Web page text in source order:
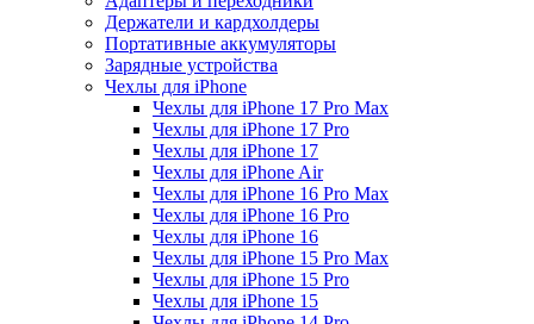
Держатели и кардхолдеры
Портативные аккумуляторы
Зарядные устройства
Чехлы для iPhone
Чехлы для iPhone 17 Pro Max
Чехлы для iPhone 17 Pro
Чехлы для iPhone 17
Чехлы для iPhone Air
Чехлы для iPhone 16 Pro Max
Чехлы для iPhone 16 Pro
Чехлы для iPhone 16
Чехлы для iPhone 15 Pro Max
Чехлы для iPhone 15 Pro
Чехлы для iPhone 15